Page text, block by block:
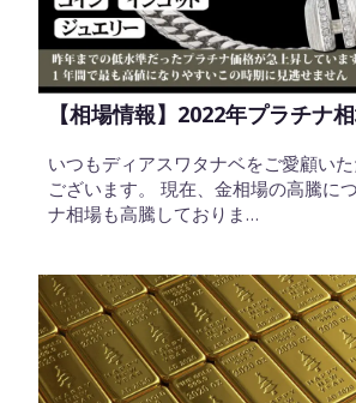
【相場情報】2022年プラチナ
いつもディアスワタナベをご愛顧い
ございます。 現在、金相場の高騰に
ナ相場も高騰しておりま…